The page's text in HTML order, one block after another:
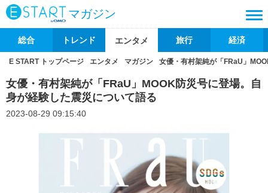
マガジン
総合 トレンド エンタメ 旅行 経済
E START トップページ エンタメ マガジン 女優・有村架純が「FRaU」
女優・有村架純が「FRaU」MOOK防災号に登場。自
身が経験した震災について語る
2023-08-29 09:15:40